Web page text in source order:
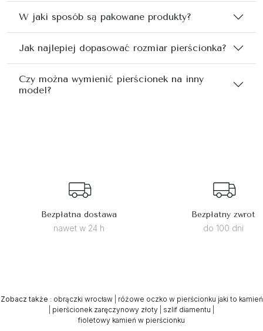
W jaki sposób są pakowane produkty?
Jak najlepiej dopasować rozmiar pierścionka?
Czy można wymienić pierścionek na inny
model?
Bezpłatna dostawa
nawet w 24 h
Bezpłatny zwrot
do 100 dni
Zobacz także : obrączki wrocław| różowe oczko w pierścionku jaki to kamień
pierścionek zaręczynowy złoty szlif diamentu
fioletowy kamień w pierścionku